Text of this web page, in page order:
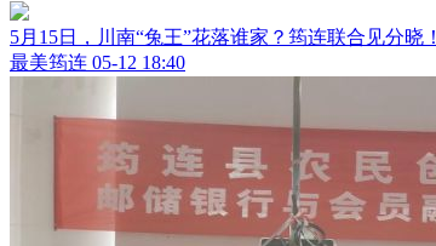
5月15日，川南“兔王”花落谁家？筠连联合见分晓！
最美筠连 05-12 18:40